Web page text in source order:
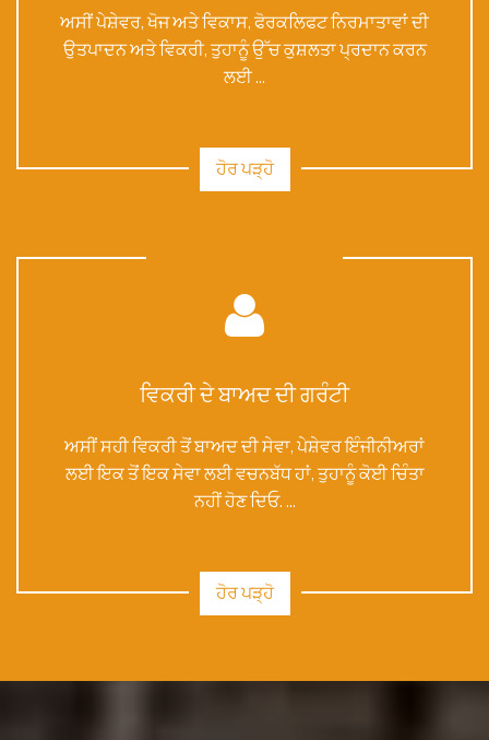
ਅਸੀਂ ਪੇਸ਼ੇਵਰ, ਖੋਜ ਅਤੇ ਵਿਕਾਸ, ਫੋਰਕਲਿਫਟ ਨਿਰਮਾਤਾਵਾਂ ਦੀ
ਉਤਪਾਦਨ ਅਤੇ ਵਿਕਰੀ, ਤੁਹਾਨੂੰ ਉੱਚ ਕੁਸ਼ਲਤਾ ਪ੍ਰਦਾਨ ਕਰਨ
ਲਈ ...
ਹੋਰ ਪੜ੍ਹੋ
ਵਿਕਰੀ ਦੇ ਬਾਅਦ ਦੀ ਗਰੰਟੀ
ਅਸੀਂ ਸਹੀ ਵਿਕਰੀ ਤੋਂ ਬਾਅਦ ਦੀ ਸੇਵਾ, ਪੇਸ਼ੇਵਰ ਇੰਜੀਨੀਅਰਾਂ
ਲਈ ਇਕ ਤੋਂ ਇਕ ਸੇਵਾ ਲਈ ਵਚਨਬੱਧ ਹਾਂ, ਤੁਹਾਨੂੰ ਕੋਈ ਚਿੰਤਾ
ਨਹੀਂ ਹੋਣ ਦਿਓ. ...
ਹੋਰ ਪੜ੍ਹੋ